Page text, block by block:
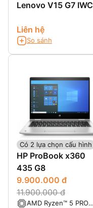
Lenovo V15 G7 IWC
Liên hệ
So sánh
Có 2 lựa chọn cấu hình
HP ProBook x360
435 G8
9.900.000 đ
11.900.000 đ
AMD Ryzen™ 5 PRO